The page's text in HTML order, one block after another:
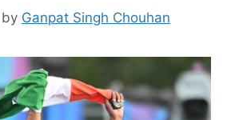
by Ganpat Singh Chouhan